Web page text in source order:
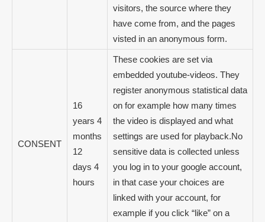
visitors, the source where they
have come from, and the pages
visted in an anonymous form.
CONSENT
16
years 4
months
12
days 4
hours
These cookies are set via
embedded youtube-videos. They
register anonymous statistical data
on for example how many times
the video is displayed and what
settings are used for playback.No
sensitive data is collected unless
you log in to your google account,
in that case your choices are
linked with your account, for
example if you click “like” on a